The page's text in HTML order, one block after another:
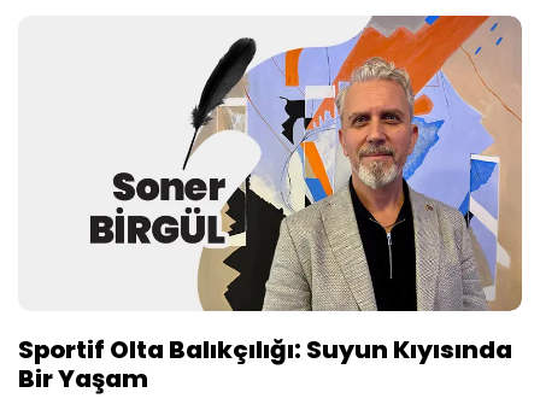
Sportif Olta Balıkçılığı: Suyun Kıyısında
Bir Yaşam